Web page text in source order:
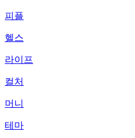
피플
헬스
라이프
컬처
머니
테마